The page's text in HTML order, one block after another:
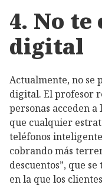
4. No
digital
Actualmente, no se
digital. El profesor
personas acceden
que cualquier
teléfonos
cobrando más
descuentos”, que
en la que los